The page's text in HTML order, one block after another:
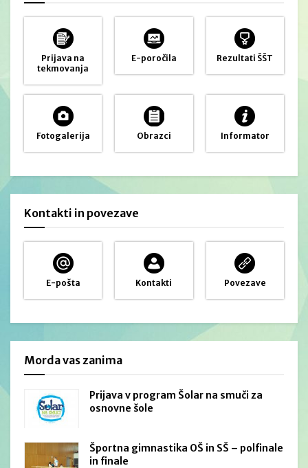
Prijava na
tekmovanja
E-poročila Rezultati ŠŠT
Fotogalerija Obrazci Informator
Kontakti in povezave
E-pošta Kontakti Povezave
Morda vas zanima
Prijava v program Šolar na smuči za
osnovne šole
Športna gimnastika OŠ in SŠ – polfinale
in finale